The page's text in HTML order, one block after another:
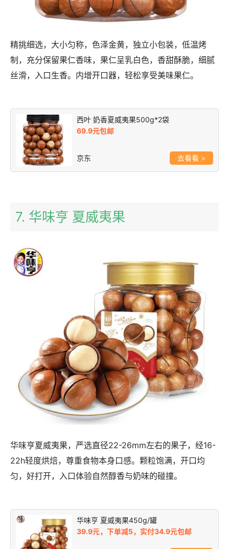
精挑细选，大小匀称，色泽金黄，独立小包装，低温烤
制，充分保留果仁香味，果仁呈乳白色，香甜酥脆，细腻
丝滑，入口生香。内增开口器，轻松享受美味果仁。
西叶 奶香夏威夷果500g*2袋
69.9元包邮
京东 >
7. 华味亨 夏威夷果
华味亨夏威夷果，严选直径22-26mm左右的果子，经16-
22h轻度烘焙，尊重食物本身口感。颗粒饱满，开口均
匀，好打开，入口体验自然醇香与奶味的碰撞。
华味亨 夏威夷果450g/罐
39.9元，下单减5，实付34.9元包邮